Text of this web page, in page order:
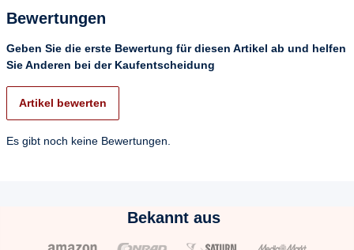
Bewertungen
Geben Sie die erste Bewertung für diesen Artikel ab und helfen
Sie Anderen bei der Kaufentscheidung
Artikel bewerten
Es gibt noch keine Bewertungen.
Bekannt aus